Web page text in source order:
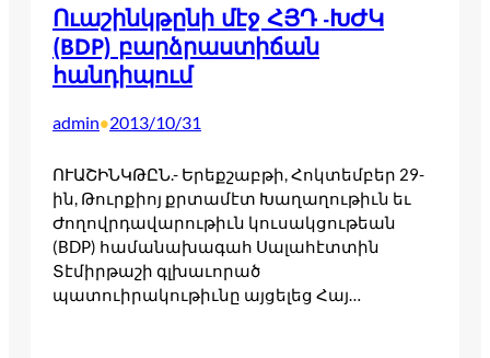
Ուաշինկթընի մէջ ՀՅԴ -ԽԺԿ
(BDP) բարձրաստիճան
հանդիպում
admin•2013/10/31
ՈՒԱՇԻՆԿԹԸՆ.- Երեքշաբթի, Հոկտեմբեր 29-
ին, Թուրքիոյ քրտամէտ Խաղա­ղութիւն եւ
Ժողովրդավարութիւն կուսակցութեան
(BDP) համանա­խագահ Սալահէտտին
Տէմիրթաշի գլխաւորած
պատուիրակութիւնը այցելեց Հայ…